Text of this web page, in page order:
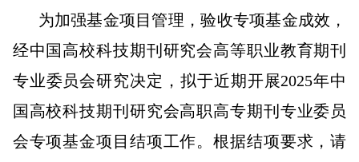
为加强基金项目管理，验收专项基金成效，
经中国高校科技期刊研究会高等职业教育期刊
专业委员会研究决定，拟于近期开展2025年中
国高校科技期刊研究会高职高专期刊专业委员
会专项基金项目结项工作。根据结项要求，请